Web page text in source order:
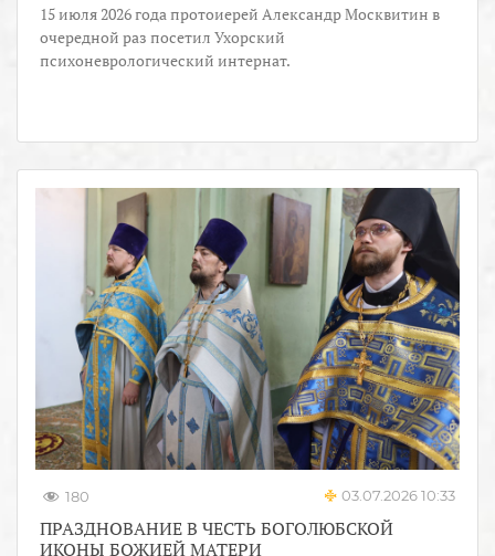
15 июля 2026 года протоиерей Александр Москвитин в
очередной раз посетил Ухорский
психоневрологический интернат.
180 03.07.2026 10:33
ПРАЗДНОВАНИЕ В ЧЕСТЬ БОГОЛЮБСКОЙ
ИКОНЫ БОЖИЕЙ МАТЕРИ